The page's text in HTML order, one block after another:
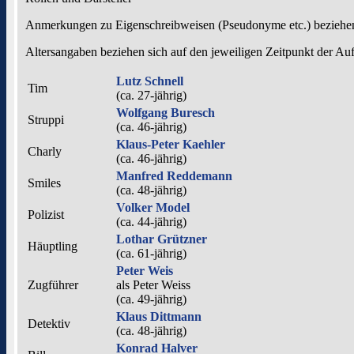
Anmerkungen zu Eigenschreibweisen (Pseudonyme etc.)
Altersangaben beziehen sich auf den jeweiligen Zeitpunkt der
Tim
Lutz Schnell
(ca. 27‑jährig)
Struppi
Wolfgang Buresch
(ca. 46‑jährig)
Charly
Klaus-Peter Kaehler
(ca. 46‑jährig)
Smiles
Manfred Reddemann
(ca. 48‑jährig)
Polizist
Volker Model
(ca. 44‑jährig)
Häuptling
Lothar Grützner
(ca. 61‑jährig)
Zugführer
Peter Weis
als Peter Weiss
(ca. 49‑jährig)
Detektiv
Klaus Dittmann
(ca. 48‑jährig)
Konrad Halver